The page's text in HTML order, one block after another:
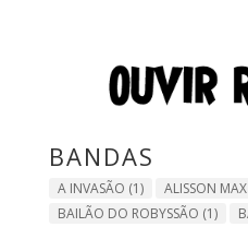
BANDAS
A INVASÃO (1) ALISSON MAX
BAILÃO DO ROBYSSÃO (1)